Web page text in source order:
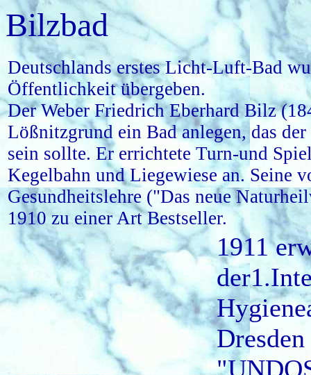
Bilzbad
Deutschlands erstes Licht-Luft-Bad
Öffentlichkeit übergeben.
Der Weber Friedrich Eberhard Bilz
Lößnitzgrund ein Bad anlegen, das
sein sollte. Er errichtete Turn-und
Kegelbahn und Liegewiese an. Seine
Gesundheitslehre ("Das neue
1910 zu einer Art Bestseller.
1911